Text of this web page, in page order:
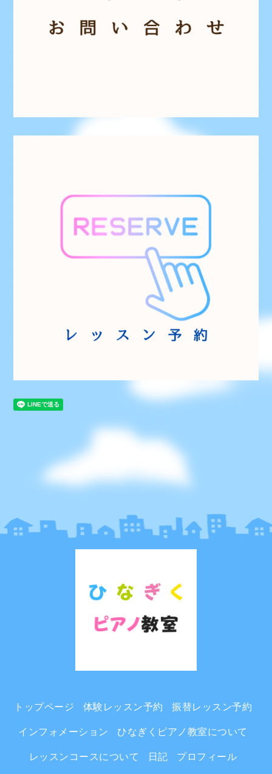
トップページ 体験レッスン予約 振替レッスン予約
インフォメーション ひなぎくピアノ教室について
レッスンコースについて 日記 プロフィール